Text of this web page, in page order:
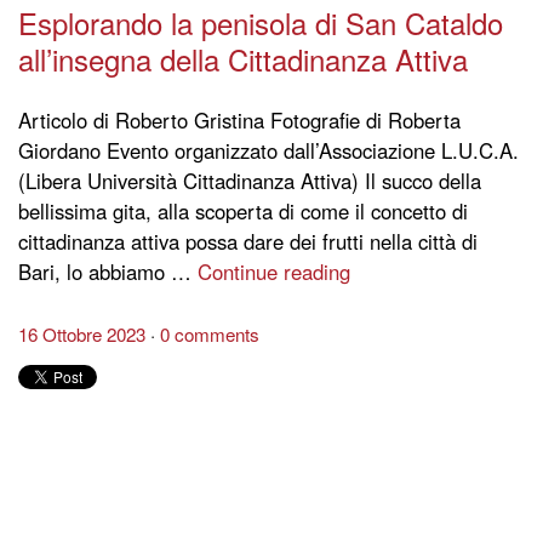
Esplorando la penisola di San Cataldo
all’insegna della Cittadinanza Attiva
Articolo di Roberto Gristina Fotografie di Roberta
Giordano Evento organizzato dall’Associazione L.U.C.A.
(Libera Università Cittadinanza Attiva) Il succo della
bellissima gita, alla scoperta di come il concetto di
cittadinanza attiva possa dare dei frutti nella città di
Bari, lo abbiamo … Continue reading
16 Ottobre 2023 0 comments